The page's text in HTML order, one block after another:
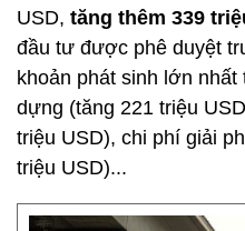
USD, tăng thêm 339
đầu tư được phê duyệt
khoản phát sinh lớn
dựng (tăng 221 triệu
triệu USD), chi phí giải
triệu USD)...